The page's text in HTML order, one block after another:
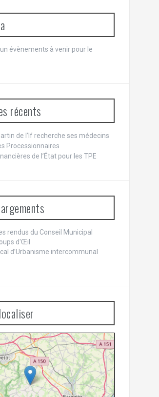
évènements à venir pour le
récents
de l’If recherche ses médecins
Processionnaires
de l’État pour les TPE
rendus du Conseil Municipal
d'Œil
d’Urbanisme intercommunal